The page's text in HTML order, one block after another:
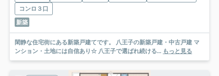
コンロ３口
新築
閑静な住宅街にある新築戸建てです。 八王子の新築戸建・中古戸建 マ
ンション・土地には自信あり☆ 八王子で選ばれ続ける... もっと見る